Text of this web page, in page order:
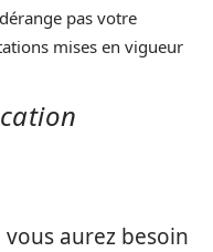
pas votre
mises en vigueur
aurez besoin